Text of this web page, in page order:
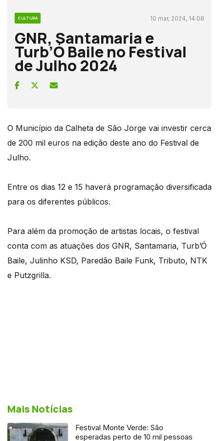
CULTURA 10 mar, 2024, 14:08
GNR, Santamaria e
Turb’Ó Baile no Festival
de Julho 2024
O Município da Calheta de São Jorge vai investir cerca
de 200 mil euros na edição deste ano do Festival de
Julho.
Entre os dias 12 e 15 haverá programação diversificada
para os diferentes públicos.
Para além da promoção de artistas locais, o festival
conta com as atuações dos GNR, Santamaria, Turb’Ó
Baile, Julinho KSD, Paredão Baile Funk, Tributo, NTK
e Putzgrilla.
Mais Notícias
Festival Monte Verde: São
esperadas perto de 10 mil pessoas